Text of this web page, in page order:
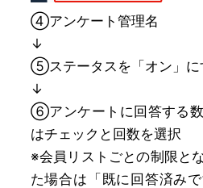
④アンケート管理名
↓
⑤ステータスを「オン」に
↓
⑥アンケートに回答する
はチェックと回数を選択
※会員リストごとの制限と
た場合は「既に回答済み